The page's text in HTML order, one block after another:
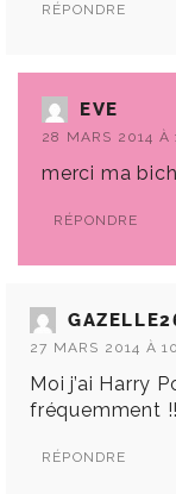
RÉPONDRE
EVE
28 MARS 2014 À
merci ma
RÉPONDRE
27 MARS 2014 À
Moi j’ai Harry
fréquemment
RÉPONDRE